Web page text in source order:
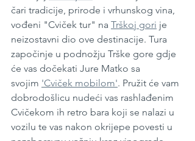
čari tradicije, prirode i vrhunskog vina,
vođeni "Cviček tur" na Trškoj gori je
neizostavni dio ove destinacije. Tura
započinje u podnožju Trške gore gdje
će vas dočekati Jure Matko sa
svojim 'Cviček mobilom'. Pružit će vam
dobrodošlicu nudeći vas rashlađenim
Cvičekom ih retro bara koji se nalazi u
vozilu te vas nakon okrijepe povesti u